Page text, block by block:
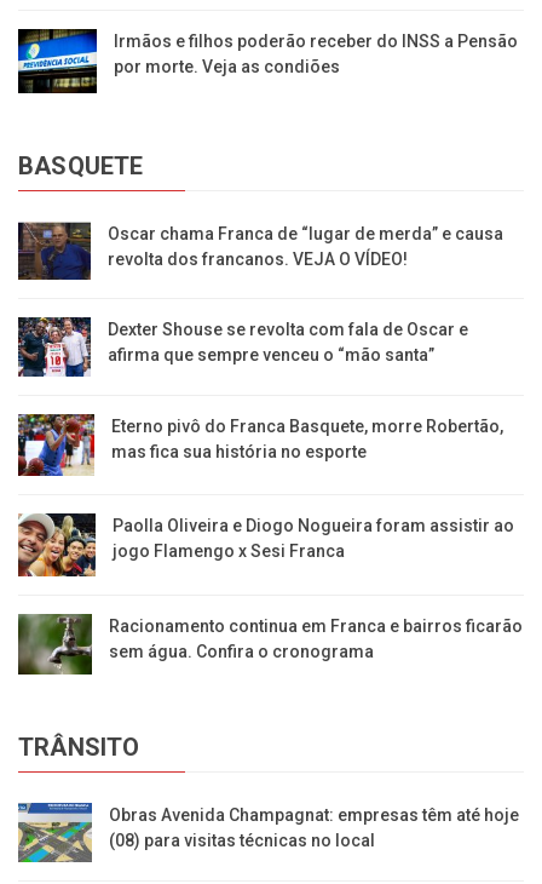
Irmãos e filhos poderão receber do INSS a Pensão
por morte. Veja as condiões
BASQUETE
Oscar chama Franca de “lugar de merda” e causa
revolta dos francanos. VEJA O VÍDEO!
Dexter Shouse se revolta com fala de Oscar e
afirma que sempre venceu o “mão santa”
Eterno pivô do Franca Basquete, morre Robertão,
mas fica sua história no esporte
Paolla Oliveira e Diogo Nogueira foram assistir ao
jogo Flamengo x Sesi Franca
Racionamento continua em Franca e bairros ficarão
sem água. Confira o cronograma
TRÂNSITO
Obras Avenida Champagnat: empresas têm até hoje
(08) para visitas técnicas no local